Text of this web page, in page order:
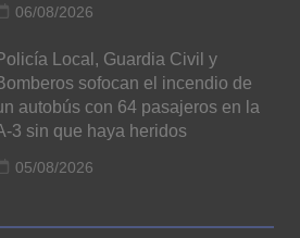
06/08/2026
Local, Guardia Civil y
sofocan el incendio de
autobús con 64 pasajeros en la
3 sin que haya heridos
05/08/2026